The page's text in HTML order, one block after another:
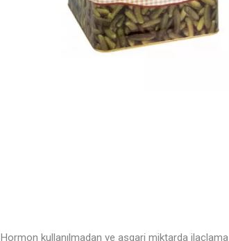
Hormon kullanılmadan ve asgari miktarda